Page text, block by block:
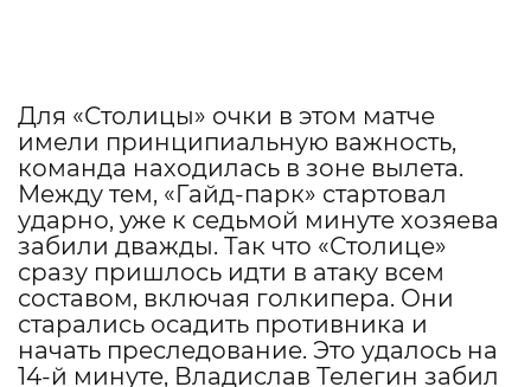
Для «Столицы» очки в этом матче
имели принципиальную важность,
команда находилась в зоне вылета.
Между тем, «Гайд-парк» стартовал
ударно, уже к седьмой минуте хозяева
забили дважды. Так что «Столице»
сразу пришлось идти в атаку всем
составом, включая голкипера. Они
старались осадить противника и
начать преследование. Это удалось на
14-й минуте, Владислав Телегин забил